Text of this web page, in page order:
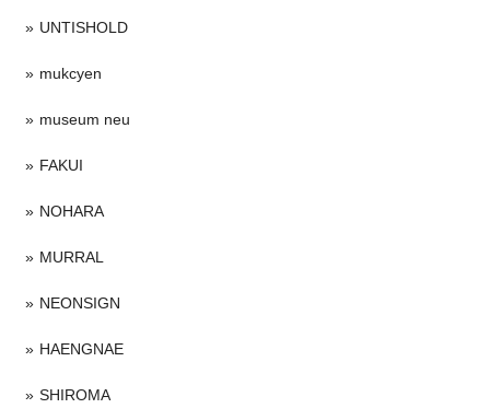
UNTISHOLD
mukcyen
museum neu
FAKUI
NOHARA
MURRAL
NEONSIGN
HAENGNAE
SHIROMA